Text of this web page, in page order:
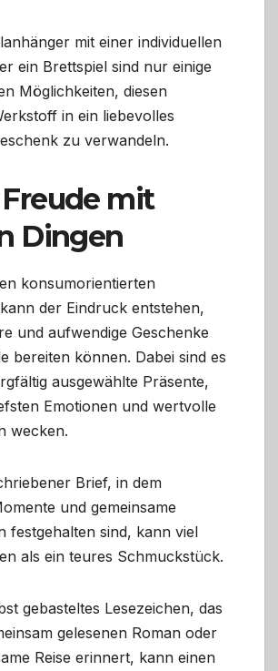
mit einer individuellen
ein Brettspiel sind nur einige
Möglichkeiten, diesen
in ein liebevolles
zu verwandeln.
mit
Dingen
konsumorientierten
der Eindruck entstehen,
und aufwendige Geschenke
bereiten können. Dabei sind es
ausgewählte Präsente,
Emotionen und wertvolle
wecken.
Brief, in dem
und gemeinsame
festgehalten sind, kann viel
als ein teures Schmuckstück.
gebasteltes Lesezeichen, das
gelesenen Roman oder
Reise erinnert, kann einen